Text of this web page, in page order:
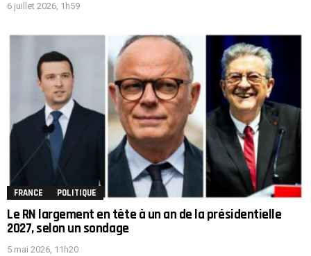
6 juillet 2026, 1h59
FRANCE POLITIQUE
Le RN largement en tête à un an de la présidentielle
2027, selon un sondage
5 mai 2026, 11h20